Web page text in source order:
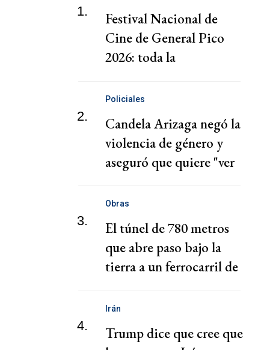
1.
Festival Nacional de
Cine de General Pico
2026: toda la
décima edición
2.
Policiales
Candela Arizaga negó la
violencia de género y
aseguró que quiere "ver
3.
Obras
El túnel de 780 metros
que abre paso bajo la
tierra a un ferrocarril de
4.
Irán
Trump dice que cree que